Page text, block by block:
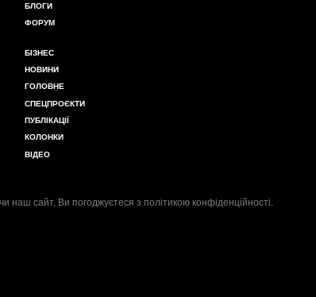
БЛОГИ
ФОРУМ
БІЗНЕС
НОВИНИ
ГОЛОВНЕ
СПЕЦПРОЄКТИ
ПУБЛІКАЦІЇ
КОЛОНКИ
ВІДЕО
наш сайт, Ви погоджуєтеся з політикою конфіденційності.